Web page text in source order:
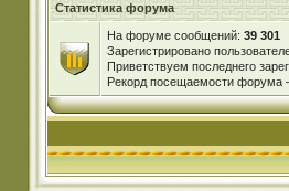
Статистика форума
На форуме сообщений: 39 301
Зарегистрировано
Приветствуем последнего
Рекорд посещаемости форума